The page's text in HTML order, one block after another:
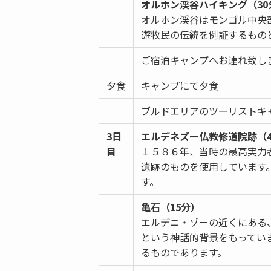
オルホン渓谷ハイキング（30
オルホン渓谷はモンゴル中
遊牧民の伝統を例証するも
ご宿泊キャンプへお連れ致し
夕食
キャンプにて夕食
ブルドエリアのツーリストキ
3日
目
エルデネズー仏教修道院跡（
１５８６年、当時の最高実
遺跡のものを使用していま
す。
亀石（15分）
エルデニ・ゾーの近くにあ
という神話的背景をもって
るものであります。